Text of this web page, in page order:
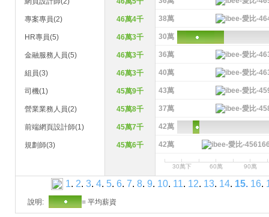
專案專員(2) 46萬4千 38萬
HR專員(5) 46萬3千 30萬
金融服務人員(5) 46萬3千 36萬
組員(3) 46萬3千 40萬
司機(1) 45萬9千 43萬
營業業務人員(2) 45萬8千 37萬
前端網頁設計師(1) 45萬7千 42萬
規劃師(3) 45萬6千 42萬
30萬下 60萬 90萬
1. 2. 3. 4. 5. 6. 7. 8. 9. 10. 11. 12. 13. 14. 15. 16.
說明: = 平均薪資